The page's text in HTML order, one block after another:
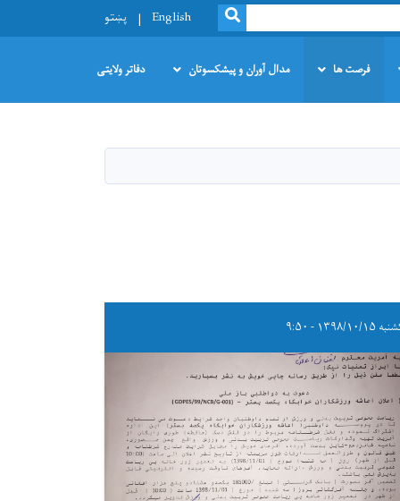
SEARCH
English پښتو
فرصت ها مدال آوران و پیشکسوتان دفاتر ولایتی
۱۰/۱۵ - ۹:۵۰